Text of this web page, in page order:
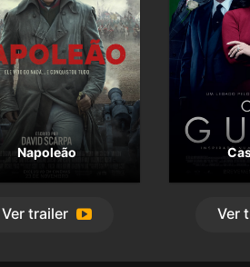
Napoleão
Ver trailer Ver